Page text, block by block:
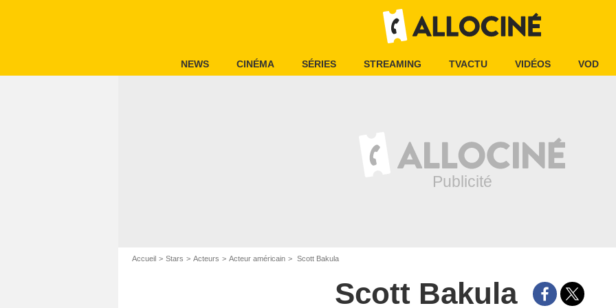
NEWS CINÉMA SÉRIES STREAMING TVACTU VIDÉOS VOD
Accueil Stars Acteurs Acteur américain Scott Bakula
Scott Bakula